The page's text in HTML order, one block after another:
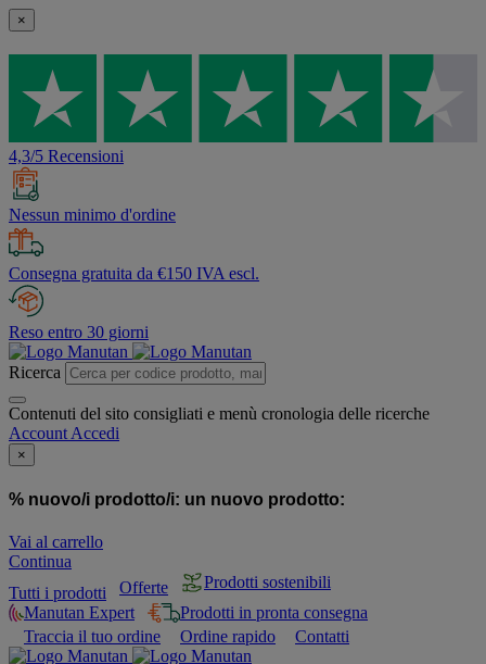
×
4,3/5 Recensioni
Nessun minimo d'ordine
Consegna gratuita da €150 IVA escl.
Reso entro 30 giorni
Ricerca
Contenuti del sito consigliati e menù cronologia delle ricerche
Account Accedi
×
% nuovo/i prodotto/i: un nuovo prodotto:
Vai al carrello
Continua
Tutti i prodotti
Offerte
Prodotti sostenibili
Manutan Expert
Prodotti in pronta consegna
Traccia il tuo ordine
Ordine rapido Contatti